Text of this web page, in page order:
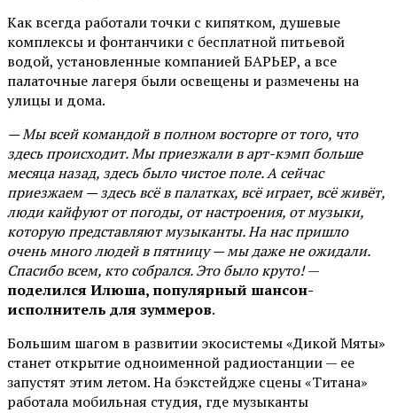
Как всегда работали точки с кипятком, душевые
комплексы и фонтанчики с бесплатной питьевой
водой, установленные компанией БАРЬЕР, а все
палаточные лагеря были освещены и размечены на
улицы и дома.
— Мы всей командой в полном восторге от того, что
здесь происходит. Мы приезжали в арт-кэмп больше
месяца назад, здесь было чистое поле. А сейчас
приезжаем — здесь всё в палатках, всё играет, всё живёт,
люди кайфуют от погоды, от настроения, от музыки,
которую представляют музыканты. На нас пришло
очень много людей в пятницу — мы даже не ожидали.
Спасибо всем, кто собрался. Это было круто!—
поделился Илюша, популярный шансон-
исполнитель для зуммеров.
Большим шагом в развитии экосистемы «Дикой Мяты»
станет открытие одноименной радиостанции — ее
запустят этим летом. На бэкстейдже сцены «Титана»
работала мобильная студия, где музыканты